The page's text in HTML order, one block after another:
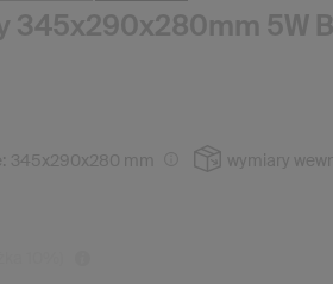
345x290x280mm 5W
345x290x280 mm wymiary